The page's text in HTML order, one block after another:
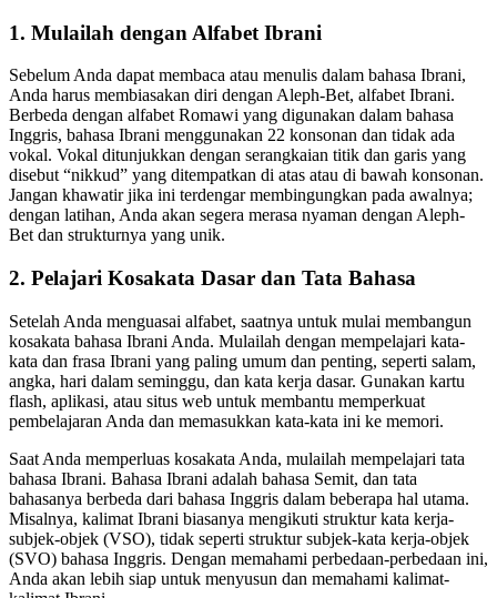
1. Mulailah dengan Alfabet Ibrani
Sebelum Anda dapat membaca atau menulis dalam bahasa Ibrani,
Anda harus membiasakan diri dengan Aleph-Bet, alfabet Ibrani.
Berbeda dengan alfabet Romawi yang digunakan dalam bahasa
Inggris, bahasa Ibrani menggunakan 22 konsonan dan tidak ada
vokal. Vokal ditunjukkan dengan serangkaian titik dan garis yang
disebut “nikkud” yang ditempatkan di atas atau di bawah konsonan.
Jangan khawatir jika ini terdengar membingungkan pada awalnya;
dengan latihan, Anda akan segera merasa nyaman dengan Aleph-
Bet dan strukturnya yang unik.
2. Pelajari Kosakata Dasar dan Tata Bahasa
Setelah Anda menguasai alfabet, saatnya untuk mulai membangun
kosakata bahasa Ibrani Anda. Mulailah dengan mempelajari kata-
kata dan frasa Ibrani yang paling umum dan penting, seperti salam,
angka, hari dalam seminggu, dan kata kerja dasar. Gunakan kartu
flash, aplikasi, atau situs web untuk membantu memperkuat
pembelajaran Anda dan memasukkan kata-kata ini ke memori.
Saat Anda memperluas kosakata Anda, mulailah mempelajari tata
bahasa Ibrani. Bahasa Ibrani adalah bahasa Semit, dan tata
bahasanya berbeda dari bahasa Inggris dalam beberapa hal utama.
Misalnya, kalimat Ibrani biasanya mengikuti struktur kata kerja-
subjek-objek (VSO), tidak seperti struktur subjek-kata kerja-objek
(SVO) bahasa Inggris. Dengan memahami perbedaan-perbedaan ini,
Anda akan lebih siap untuk menyusun dan memahami kalimat-